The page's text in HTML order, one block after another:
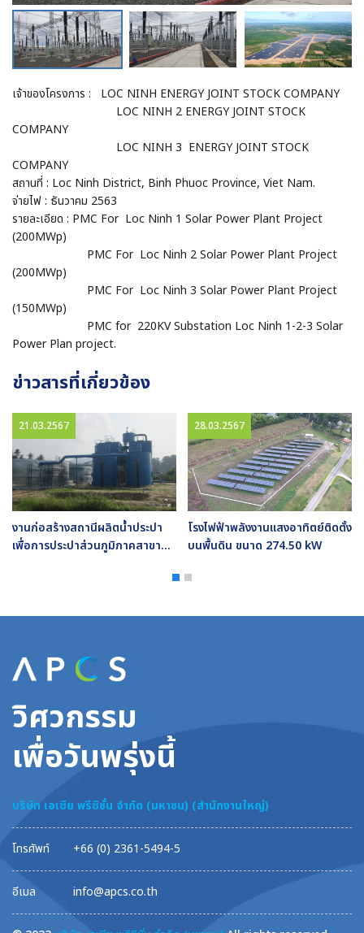
เจ้าของโครงการ : LOC NINH ENERGY JOINT STOCK COMPANY
LOC NINH 2 ENERGY JOINT STOCK
COMPANY
LOC NINH 3 ENERGY JOINT STOCK
COMPANY
สถานที่ : Loc Ninh District, Binh Phuoc Province, Viet Nam.
จ่ายไฟ : ธันวาคม 2563
รายละเอียด : PMC For Loc Ninh 1 Solar Power Plant Project
(200MWp)
PMC For Loc Ninh 2 Solar Power Plant Project
(200MWp)
PMC For Loc Ninh 3 Solar Power Plant Project
(150MWp)
PMC for 220KV Substation Loc Ninh 1-2-3 Solar
Power Plan project.
ข่าวสารที่เกี่ยวข้อง
21.03.2567
งานก่อสร้างสถานีผลิตน้ำประปา
เพื่อการประปาส่วนภูมิภาคสาขา
28.03.2567
โรงไฟฟ้าพลังงานแสงอาทิตย์ติดตั้ง
บนพื้นดิน ขนาด 274.50 kW
วิศวกรรม
เพื่อวันพรุ่งนี้
บริษัท เอเซีย พรีซิชั่น จำกัด (มหาชน) (สำนักงานใหญ่)
โทรศัพท์ +66 (0) 2361-5494-5
อีเมล info@apcs.co.th